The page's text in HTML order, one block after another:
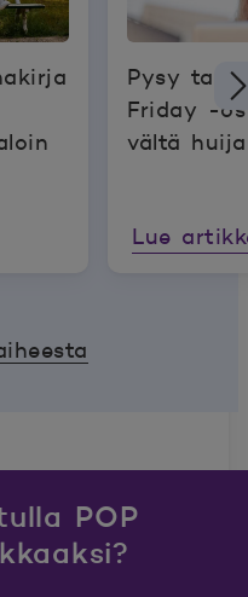
Pysy
Friday -
vältä
Lue
POP